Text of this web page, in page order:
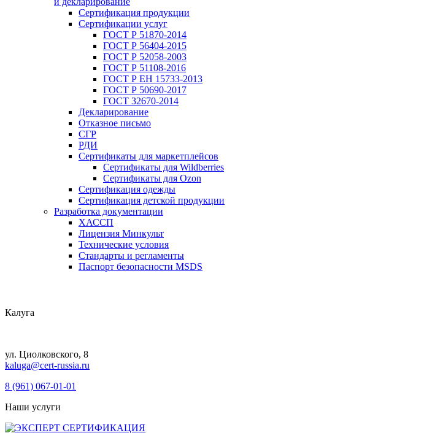
Сертификация продукции
Сертификации услуг
ГОСТ Р 51870-2014
ГОСТ Р 56404-2015
ГОСТ Р 52058-2003
ГОСТ Р 51108-2016
ГОСТ Р ЕН 15733-2013
ГОСТ Р 50690-2017
ГОСТ 32670-2014
Декларирование
Отказное письмо
СГР
РДИ
Сертификаты для маркетплейсов
Сертификаты для Wildberries
Сертификаты для Ozon
Сертификация одежды
Сертификация детской продукции
Разработка документации
ХАССП
Лицензия Минкульт
Технические условия
Стандарты и регламенты
Паспорт безопасности MSDS
Калуга
ул. Циолковского, 8
kaluga@cert-russia.ru
8 (961) 067-01-01
Наши услуги